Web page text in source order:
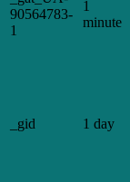
90564783-
1
1
minute
_gid 1 day